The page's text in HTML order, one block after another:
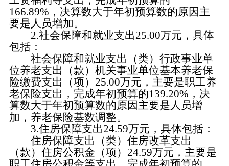
166.89%，决算数大于年初预算数的原因主
要是人员增加。
2.社会保障和就业支出25.00万元，具体
包括：
社会保障和就业支出（类）行政事业单
位养老支出（款）机关事业单位基本养老保
险缴费支出（项）25.00万元，主要是职工养
老保险支出，完成年初预算的139.20%，决
算数大于年初预算数的原因主要是人员增
加，养老保险基数调整。
3.住房保障支出24.59万元，具体包括：
住房保障支出（类）住房改革支出
（款）住房公积金（项）24.59万元，主要是